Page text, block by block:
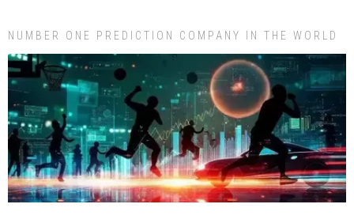
NUMBER ONE PREDICTION COMPANY IN THE WORLD